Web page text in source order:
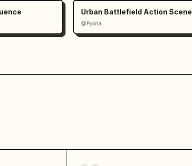
Urban Battlefield Action Scene
@Pyona